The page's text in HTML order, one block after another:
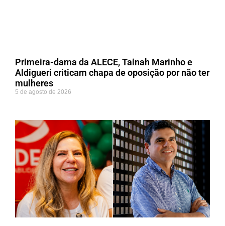
Primeira-dama da ALECE, Tainah Marinho e
Aldigueri criticam chapa de oposição por não ter
mulheres
5 de agosto de 2026